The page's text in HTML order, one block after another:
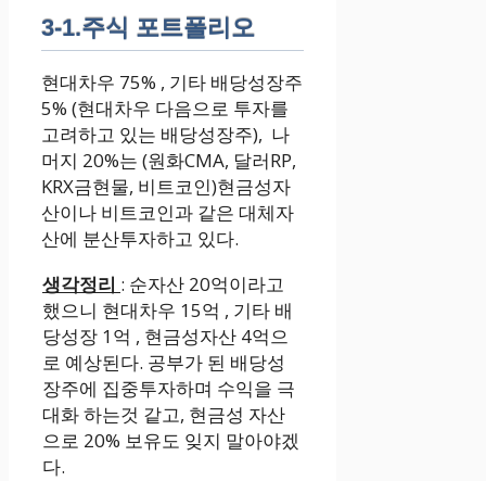
3-1.주식 포트폴리오
현대차우 75% , 기타 배당성장주
5% (현대차우 다음으로 투자를
고려하고 있는 배당성장주), 나
머지 20%는 (원화CMA, 달러RP,
KRX금현물, 비트코인)현금성자
산이나 비트코인과 같은 대체자
산에 분산투자하고 있다.
생각정리 : 순자산 20억이라고
했으니 현대차우 15억 , 기타 배
당성장 1억 , 현금성자산 4억으
로 예상된다. 공부가 된 배당성
장주에 집중투자하며 수익을 극
대화 하는것 같고, 현금성 자산
으로 20% 보유도 잊지 말아야겠
다.